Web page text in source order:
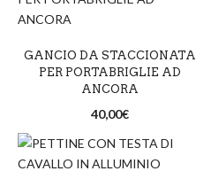
GANCIO DA STACCIONATA
PER PORTABRIGLIE AD
ANCORA
40,00€